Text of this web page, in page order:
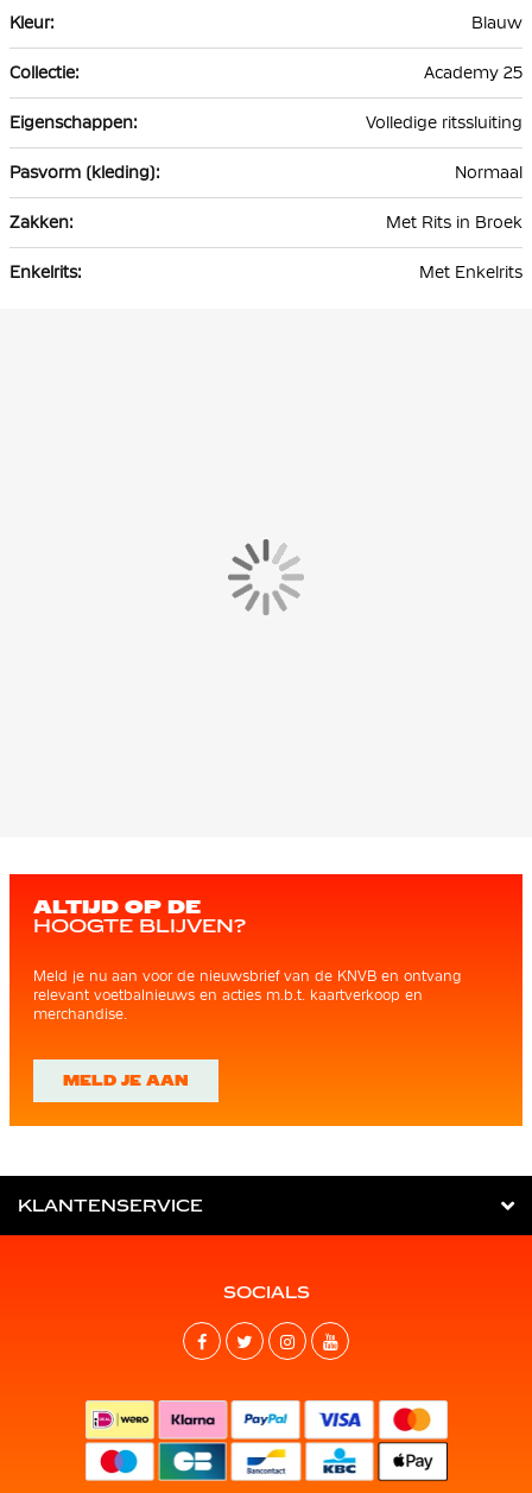
Blauw
Academy 25
Volledige ritssluiting
Normaal
Met Rits in Broek
Met Enkelrits
ALTIJD OP DE
HOOGTE BLIJVEN?
Meld je nu aan voor de nieuwsbrief van de KNVB en ontvang
relevant voetbalnieuws en acties m.b.t. kaartverkoop en
merchandise.
MELD JE AAN
KLANTENSERVICE
SOCIALS